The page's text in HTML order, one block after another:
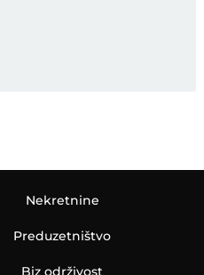
Nekretnine
Preduzetništvo
Biz održivost